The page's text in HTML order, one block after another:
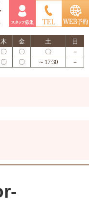
木 金 土
日
〇 〇 〇
－
〇 〇 ～17:30 －